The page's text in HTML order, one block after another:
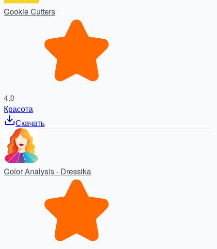
Cookie Cutters
4.0
Красота
Скачать
Color Analysis - Dressika